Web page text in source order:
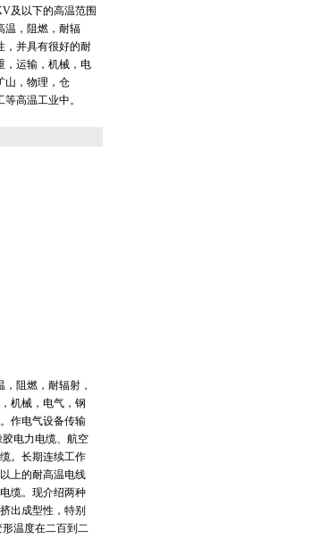
及以下的高温范围
温，阻燃，耐辐
，并具有很好的耐
，运输，机械，电
山，物理，仓
高温工业中。
阻燃，耐辐射，
机械，电气，钢
作电气设备传输
电力电缆、航空
。长期连续工作
上的耐高温电线
缆。现介绍两种
出成型性，特别
温度在二百到二